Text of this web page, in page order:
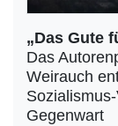
„Das Gute
Das
Weirauch
Gegenwart